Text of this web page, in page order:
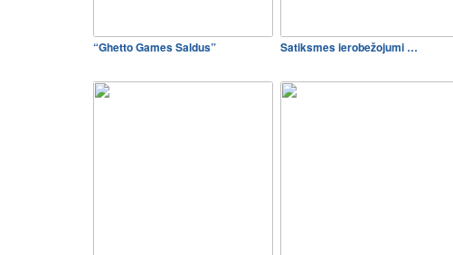
“Ghetto Games Saldus” Satiksmes ierobežojumi …